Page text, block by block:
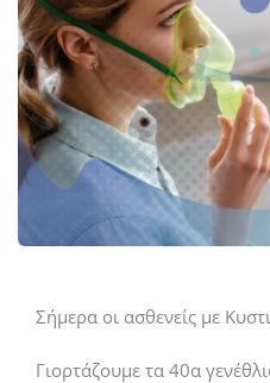
Σήμερα οι ασθενείς με
Γιορτάζουμε τα 40α